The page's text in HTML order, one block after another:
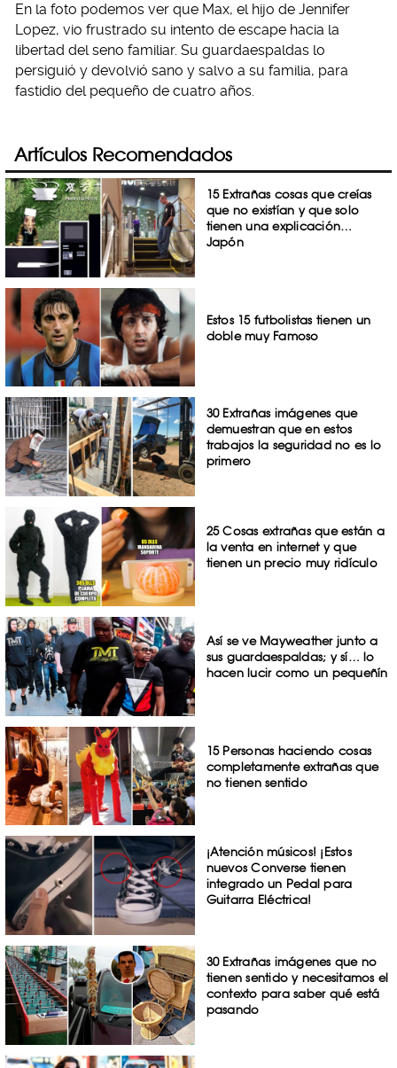
En la foto podemos ver que Max, el hijo de Jennifer
Lopez, vio frustrado su intento de escape hacia la
libertad del seno familiar. Su guardaespaldas lo
persiguió y devolvió sano y salvo a su familia, para
fastidio del pequeño de cuatro años.
Artículos Recomendados
15 Extrañas cosas que creías
que no existían y que solo
tienen una explicación…
Japón
Estos 15 futbolistas tienen un
doble muy Famoso
30 Extrañas imágenes que
demuestran que en estos
trabajos la seguridad no es lo
primero
25 Cosas extrañas que están a
la venta en internet y que
tienen un precio muy ridículo
Así se ve Mayweather junto a
sus guardaespaldas; y sí… lo
hacen lucir como un pequeñín
15 Personas haciendo cosas
completamente extrañas que
no tienen sentido
¡Atención músicos! ¡Estos
nuevos Converse tienen
integrado un Pedal para
Guitarra Eléctrica!
30 Extrañas imágenes que no
tienen sentido y necesitamos el
contexto para saber qué está
pasando